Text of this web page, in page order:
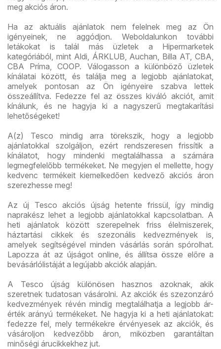
meg akciós áron.
Ha az aktuális ajánlatok nem felelnek meg az Ön
igényeinek, ne aggódjon. Weboldalunkon további
letákokat is talál más üzletek a Hipermarketek
kategóriából, mint Aldi, ÁRKLUB, Auchan, Billa AT, CBA,
CBA Príma, COOP. Válogasson a különböző üzletek
kínálatai között, és találja meg a legjobb ajánlatokat,
amelyek pontosan az Ön igényeire szabva lettek
összeállítva. Fedezze fel az összes kiváló akciót, amit
kínálunk, és ne hagyja ki a nagyszerű megtakarítási
lehetőségeket!
A(z) Tesco mindig arra törekszik, hogy a legjobb
ajánlatokkal szolgáljon, ezért rendszeresen frissítik a
kínálatot, hogy mindenki megtalálhassa a számára
legmegfelelőbb termékeket. Ne megyjen el mellette, hogy
kedvenc termékeit kiemelkedően kedvező akciós áron
szerezhesse meg!
Az új Tesco akciós újság hetente frissül, így mindig
naprakész lehet a legjobb ajánlatokkal kapcsolatban. A
heti ajánlatok között szerepelnek friss élelmiszerek,
háztartási cikkek és szezonális kedvezmények is,
amelyek segítségével minden vásárlás során spórolhat.
Lapozza át az újságot online, és állítsa össze előre a
bevásárlólistáját a legújabb akciók alapján.
A Tesco újság különösen hasznos azoknak, akik
szeretnek tudatosan vásárolni. Az akciók és szezonzáró
kedvezmények révén mindig megtalálhatja a legjobb ár-
érték arányú termékeket. Ne hagyja ki a heti ajánlatokat:
fedezze fel, mely termékekre érvényesek az akciók, és
vásároljon kedvezőbb áron, miközben garantáltan
minőségi árucikkekhez jut.